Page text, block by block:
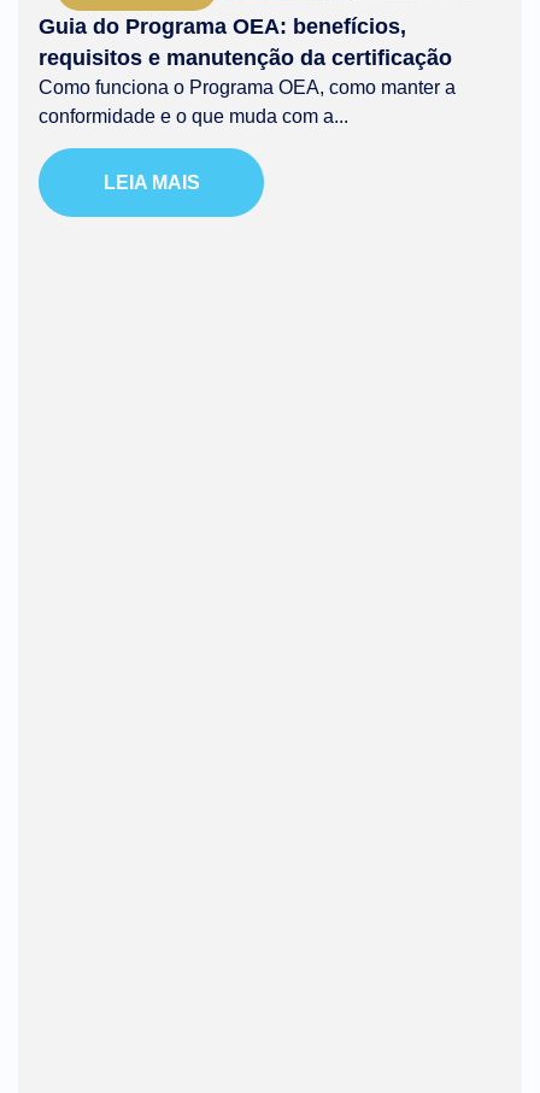
Guia do Programa OEA: benefícios,
requisitos e manutenção da certificação
Como funciona o Programa OEA, como manter a
conformidade e o que muda com a...
LEIA MAIS